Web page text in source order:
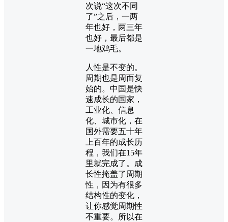
次说“这次不同
了”之后，一两
年也好，两三年
也好，最后都是
一地鸡毛。
人性是不变的。
周期也是周而复
始的。中国是快
速成长的国家，
工业化、信息
化、城市化，在
国外需要五十年
上百年的成长历
程，我们在15年
里就完成了。成
长性掩盖了周期
性，因为有很多
结构性的变化，
让你感觉周期性
不重要。所以在